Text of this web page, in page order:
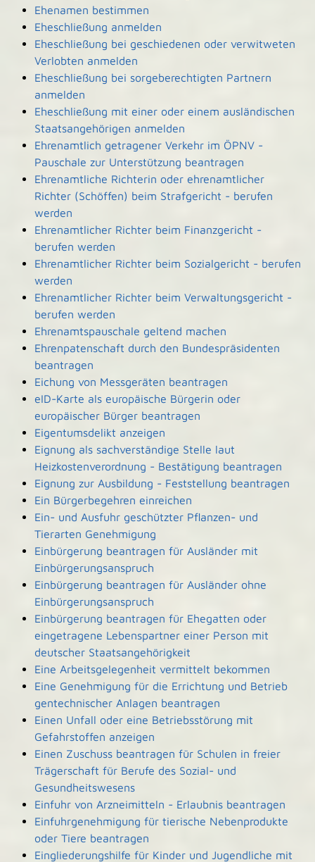
Ehenamen bestimmen
Eheschließung anmelden
Eheschließung bei geschiedenen oder verwitweten
Verlobten anmelden
Eheschließung bei sorgeberechtigten Partnern
anmelden
Eheschließung mit einer oder einem ausländischen
Staatsangehörigen anmelden
Ehrenamtlich getragener Verkehr im ÖPNV -
Pauschale zur Unterstützung beantragen
Ehrenamtliche Richterin oder ehrenamtlicher
Richter (Schöffen) beim Strafgericht - berufen
werden
Ehrenamtlicher Richter beim Finanzgericht -
berufen werden
Ehrenamtlicher Richter beim Sozialgericht - berufen
werden
Ehrenamtlicher Richter beim Verwaltungsgericht -
berufen werden
Ehrenamtspauschale geltend machen
Ehrenpatenschaft durch den Bundespräsidenten
beantragen
Eichung von Messgeräten beantragen
eID-Karte als europäische Bürgerin oder
europäischer Bürger beantragen
Eigentumsdelikt anzeigen
Eignung als sachverständige Stelle laut
Heizkostenverordnung - Bestätigung beantragen
Eignung zur Ausbildung - Feststellung beantragen
Ein Bürgerbegehren einreichen
Ein- und Ausfuhr geschützter Pflanzen- und
Tierarten Genehmigung
Einbürgerung beantragen für Ausländer mit
Einbürgerungsanspruch
Einbürgerung beantragen für Ausländer ohne
Einbürgerungsanspruch
Einbürgerung beantragen für Ehegatten oder
eingetragene Lebenspartner einer Person mit
deutscher Staatsangehörigkeit
Eine Arbeitsgelegenheit vermittelt bekommen
Eine Genehmigung für die Errichtung und Betrieb
gentechnischer Anlagen beantragen
Einen Unfall oder eine Betriebsstörung mit
Gefahrstoffen anzeigen
Einen Zuschuss beantragen für Schulen in freier
Trägerschaft für Berufe des Sozial- und
Gesundheitswesens
Einfuhr von Arzneimitteln - Erlaubnis beantragen
Einfuhrgenehmigung für tierische Nebenprodukte
oder Tiere beantragen
Eingliederungshilfe für Kinder und Jugendliche mit